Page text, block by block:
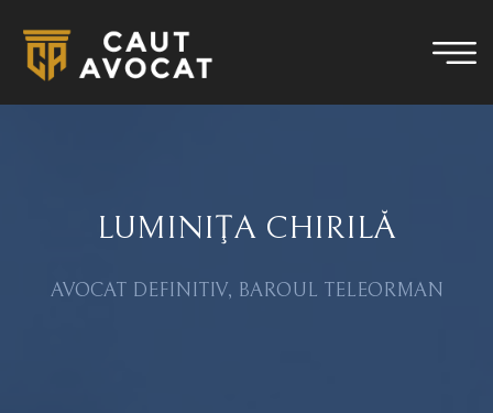
LUMINIŢA CHIRILĂ
AVOCAT DEFINITIV, BAROUL TELEORMAN